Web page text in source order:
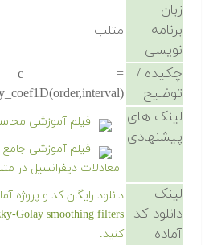
زبان
برنامه
نویسی
متلب
چکیده /
توضیح
c =
لینک های
پیشنهادی
فیلم آموزشی
فیلم آموزشی
معادلات دیفرانسیل در
لینک
دانلود کد
آماده
کنید.